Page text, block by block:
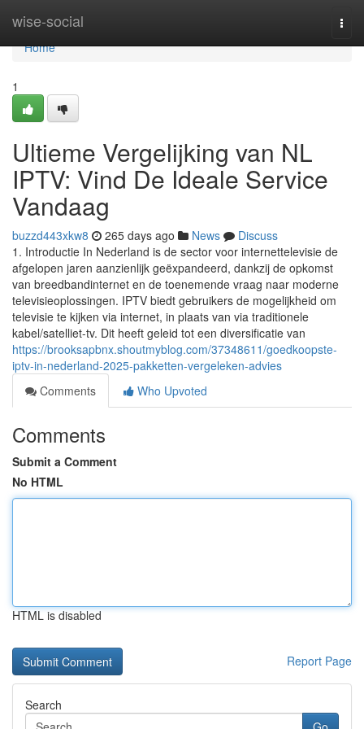
wise-social
Home
Home
1
Ultieme Vergelijking van NL
IPTV: Vind De Ideale Service
Vandaag
buzzd443xkw8 265 days ago News
Discuss
1. Introductie In Nederland is de sector voor internettelevisie de
afgelopen jaren aanzienlijk geëxpandeerd, dankzij de opkomst
van breedbandinternet en de toenemende vraag naar moderne
televisieoplossingen. IPTV biedt gebruikers de mogelijkheid om
televisie te kijken via internet, in plaats van via traditionele
kabel/satelliet-tv. Dit heeft geleid tot een diversificatie van
https://brooksapbnx.shoutmyblog.com/37348611/goedkoopste-
iptv-in-nederland-2025-pakketten-vergeleken-advies
Comments
Who Upvoted
Comments
Submit a Comment
No HTML
HTML is disabled
Report Page
Search